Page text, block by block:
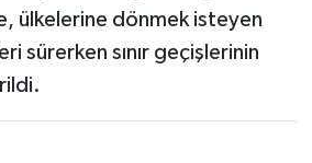
ülkelerine dönmek isteyen
sürerken sınır geçişlerinin